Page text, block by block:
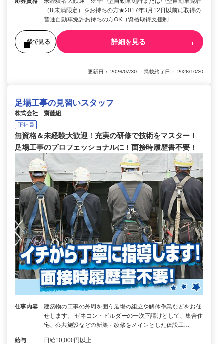
（8t未満限定）をお持ちの方★2017年3月12日以前に取得の
普通自動車免許お持ちの方OK（資格取得支援制…
後で見る 詳細を見る
更新日： 2026/07/30 掲載終了日： 2026/10/30
足場工事の見習いスタッフ
株式会社 齋藤組
正社員
無資格＆未経験大歓迎！充実の研修で技術をマスター！
足場工事のプロフェッショナルに！面接時履歴書不要！
仕事内容
建築物の工事の外周を囲う足場の組立や解体作業などをお任
せします。 ゼネコン・ビルダーの一次下請けとして、集合住
宅、公共施設などの新築・改修をメインとした仮設工…
給与 日給10,000円以上